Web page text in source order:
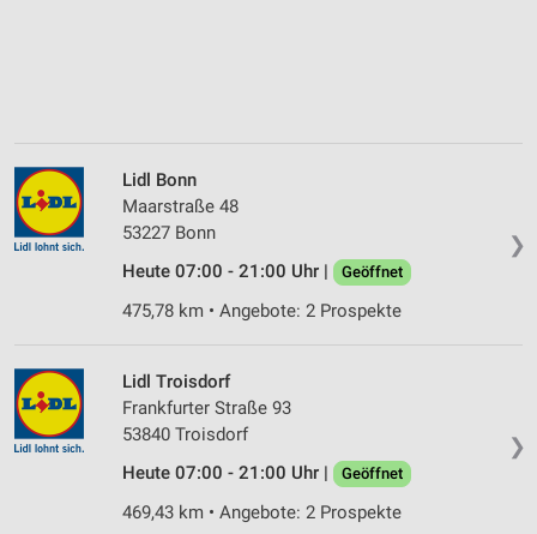
❯
Lidl Bonn
Maarstraße 48
53227 Bonn
Heute 07:00 - 21:00 Uhr |
Geöffnet
475,78 km • Angebote: 2 Prospekte
❯
Lidl Troisdorf
Frankfurter Straße 93
53840 Troisdorf
Heute 07:00 - 21:00 Uhr |
Geöffnet
469,43 km • Angebote: 2 Prospekte